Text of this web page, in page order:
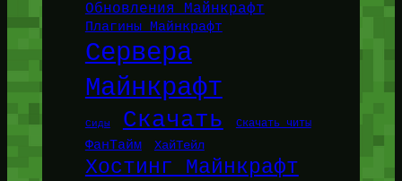
Обновления Майнкрафт
Плагины Майнкрафт
Сервера
Майнкрафт
Сиды Скачать Скачать читы
ФанТайм ХайТейл
Хостинг Майнкрафт